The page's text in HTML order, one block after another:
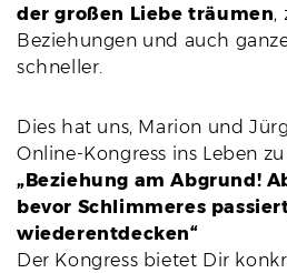
der großen Liebe träumen,
Beziehungen und auch
schneller.
Dies hat uns, Marion und
Online-Kongress ins Leben
„Beziehung am Abgrund!
bevor Schlimmeres
wiederentdecken“
Der Kongress bietet Dir